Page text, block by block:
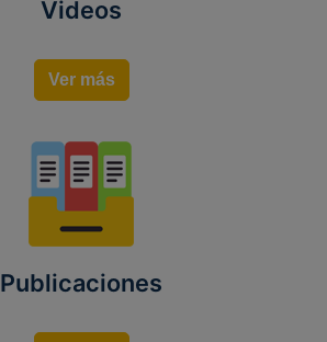
Videos
Ver más
Publicaciones